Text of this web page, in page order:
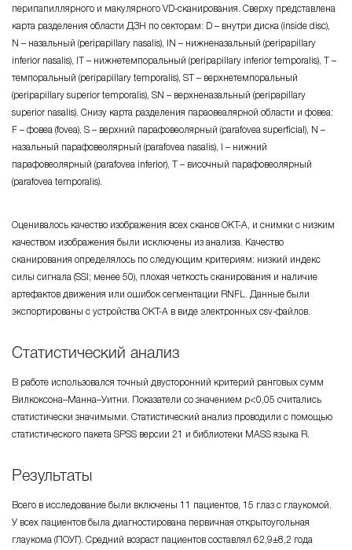
перипапиллярного и макулярного VD-сканирования. Сверху представлена
карта разделения области ДЗН по секторам: D – внутри диска (inside disc),
N – назальный (peripapillary nasalis), IN – нижненазальный (peripapillary
inferior nasalis), IT – нижнетемпоральный (peripapillary inferior temporalis), T –
темпоральный (peripapillary temporalis), ST – верхнетемпоральный
(peripapillary superior temporalis), SN – верхненазальный (peripapillary
superior nasalis). Снизу карта разделения параовеалярной области и фовеа:
F – фовеа (fovea), S – верхний парафовеолярный (parafovea superficial), N –
назальный парафовеолярный (parafovea nasalis), I – нижний
парафовеолярный (parafovea inferior), T – височный парафовеолярный
(parafovea temporalis).
Оценивалось качество изображения всех сканов OКT-A, и снимки с низким
качеством изображения были исключены из анализа. Качество
сканирования определялось по следующим критериям: низкий индекс
силы сигнала (SSI; менее 50), плохая четкость сканирования и наличие
артефактов движения или ошибок сегментации RNFL. Данные были
экспортированы с устройства OКT-A в виде электронных csv-файлов.
Статистический анализ
В работе использовался точный двусторонний критерий ранговых сумм
Вилкоксона–Манна–Уитни. Показатели со значением р<0,05 считались
статистически значимыми. Статистический анализ проводили с помощью
статистического пакета SPSS версии 21 и библиотеки MASS языка R.
Результаты
Всего в исследование были включены 11 пациентов, 15 глаз с глаукомой.
У всех пациентов была диагностирована первичная открытоугольная
глаукома (ПОУГ). Средний возраст пациентов составлял 62,9±8,2 года